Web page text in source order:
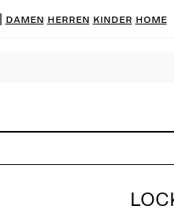
DAMEN HERREN KINDER HOME